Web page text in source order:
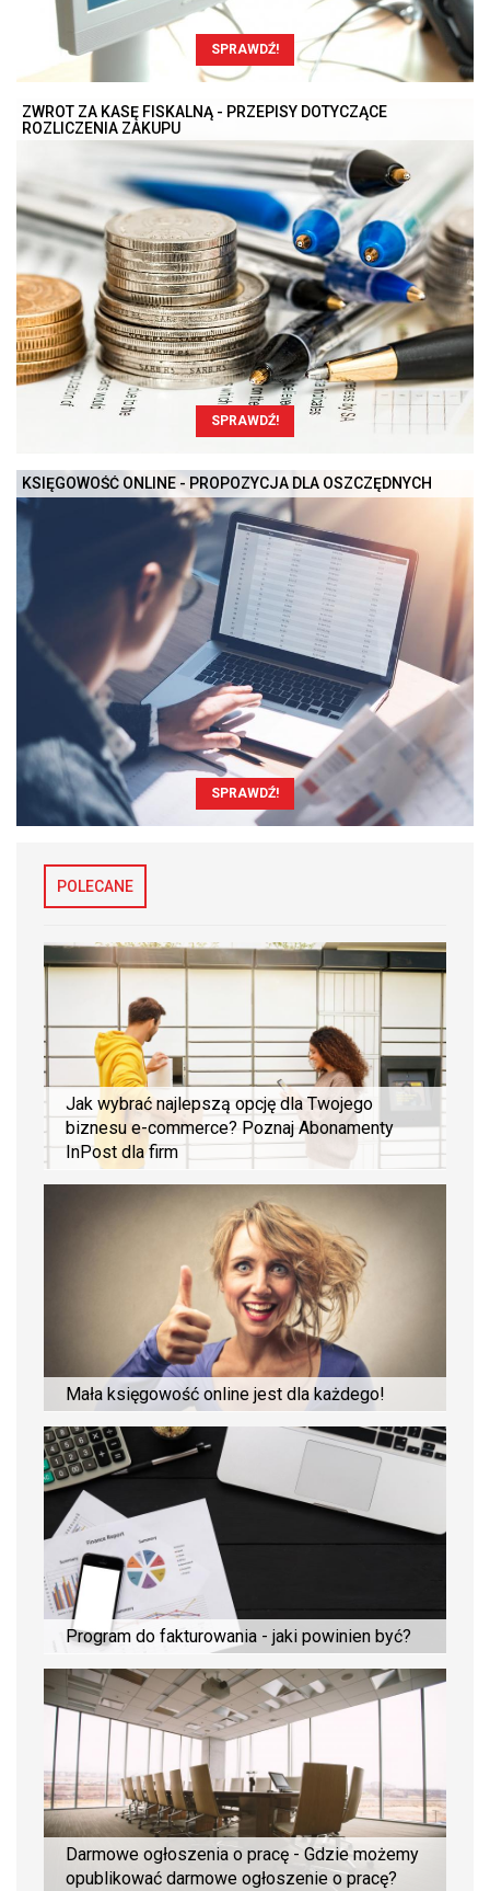
SPRAWDŹ!
ZWROT ZA KASĘ FISKALNĄ - PRZEPISY DOTYCZĄCE
ROZLICZENIA ZAKUPU
SPRAWDŹ!
KSIĘGOWOŚĆ ONLINE - PROPOZYCJA DLA OSZCZĘDNYCH
SPRAWDŹ!
POLECANE
Jak wybrać najlepszą opcję dla Twojego
biznesu e-commerce? Poznaj Abonamenty
InPost dla firm
Mała księgowość online jest dla każdego!
Program do fakturowania - jaki powinien być?
Darmowe ogłoszenia o pracę - Gdzie możemy
opublikować darmowe ogłoszenie o pracę?